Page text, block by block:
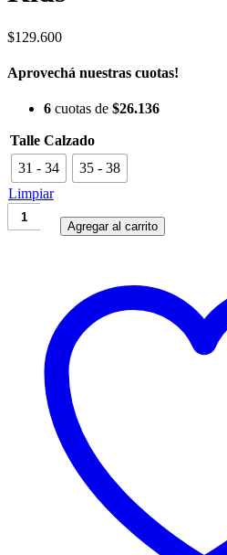
$129.600
Aprovechá nuestras cuotas!
6 cuotas de $26.136
Talle Calzado
31 - 34
35 - 38
Limpiar
Roller
Stark
Agregar al carrito